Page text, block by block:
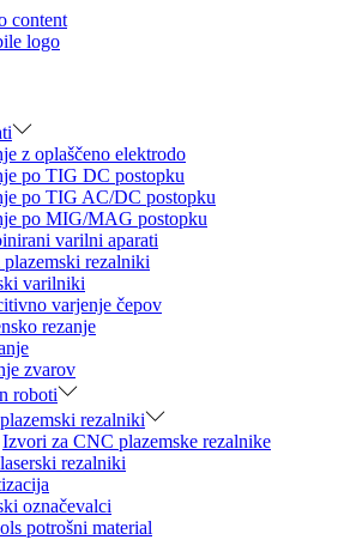
content
z oplaščeno elektrodo
po TIG DC postopku
po TIG AC/DC postopku
po MIG/MAG postopku
varilni aparati
rezalniki
varilniki
varjenje čepov
rezanje
zvarov
roboti
rezalniki
Izvori za CNC plazemske rezalnike
rezalniki
označevalci
potrošni material